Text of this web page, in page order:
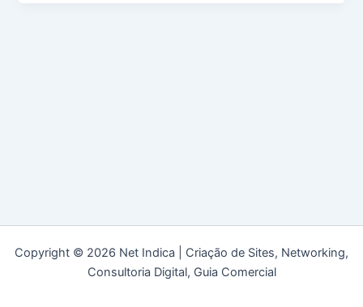
Copyright © 2026 Net Indica | Criação de Sites, Networking,
Consultoria Digital, Guia Comercial